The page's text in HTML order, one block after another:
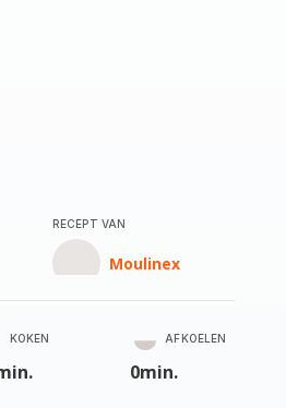
RECEPT VAN
Moulinex
KOKEN AFKOELEN
0min.